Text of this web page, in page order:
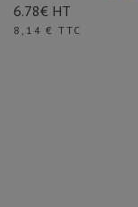
6.78€ HT
Prix
8,14 € TTC